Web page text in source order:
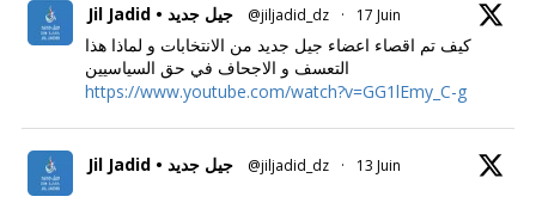
Jil Jadid • جيل جديد @jiljadid_dz · 17 Juin
كيف تم اقصاء اعضاء جيل جديد من الانتخابات و لماذا هذا
التعسف و الاجحاف في حق السياسيين
https://www.youtube.com/watch?v=GG1lEmy_C-g
Jil Jadid • جيل جديد @jiljadid_dz · 13 Juin